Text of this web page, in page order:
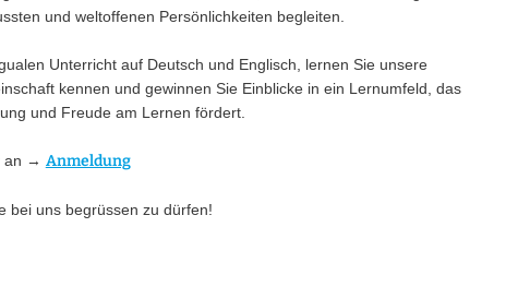
und weltoffenen Persönlichkeiten begleiten.
Unterricht auf Deutsch und Englisch, lernen Sie unsere
kennen und gewinnen Sie Einblicke in ein Lernumfeld, das
und Freude am Lernen fördert.
an → Anmeldung
bei uns begrüssen zu dürfen!